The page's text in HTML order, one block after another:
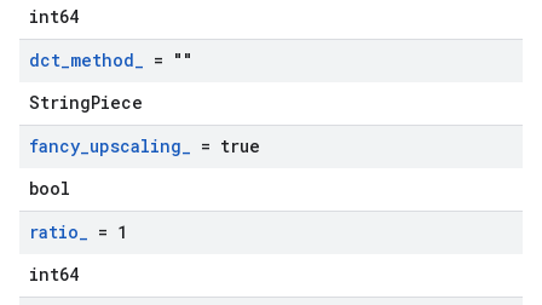
int64
dct_method_ = ""
StringPiece
fancy_upscaling_ = true
bool
ratio_ = 1
int64